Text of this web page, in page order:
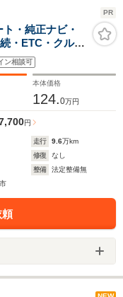
PR
・純正ナビ・
・ETC・クルコ
ュスタート・
インチAW・電
ン相談可
本体価格
124.0万円
円
走行 9.6万km
修復
なし
整備
法定整備無